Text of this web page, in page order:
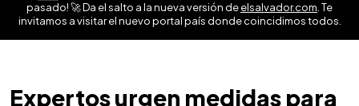
pasado! 🚀 Da el salto a la nueva versión deelsalvador.com . Te
invitamos a visitar el nuevo portal país donde coincidimos todos.
Expertos urgen medidas para